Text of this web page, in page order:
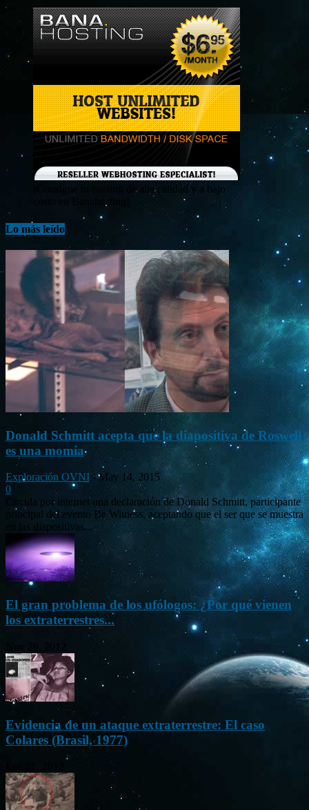
¡Consigue tu hosting de alta calidad y a bajo
costo en Banahosting!
Lo más leído
Donald Schmitt acepta que la diapositiva de Roswell
es una momia
Exploración OVNI - May 14, 2015
0
Circula por internet una declaración de Donald Schmitt, participante
principal del evento Be Witness, aceptando que el ser que se muestra
en las diapositivas...
El gran problema de los ufólogos: ¿Por qué vienen
los extraterrestres...
Evidencia de un ataque extraterrestre: El caso
Colares (Brasil, 1977)